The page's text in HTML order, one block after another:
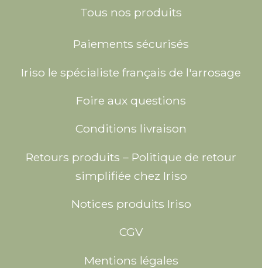
Tous nos produits
Paiements sécurisés
Iriso le spécialiste français de l'arrosage
Foire aux questions
Conditions livraison
Retours produits – Politique de retour
simplifiée chez Iriso
Notices produits Iriso
CGV
Mentions légales